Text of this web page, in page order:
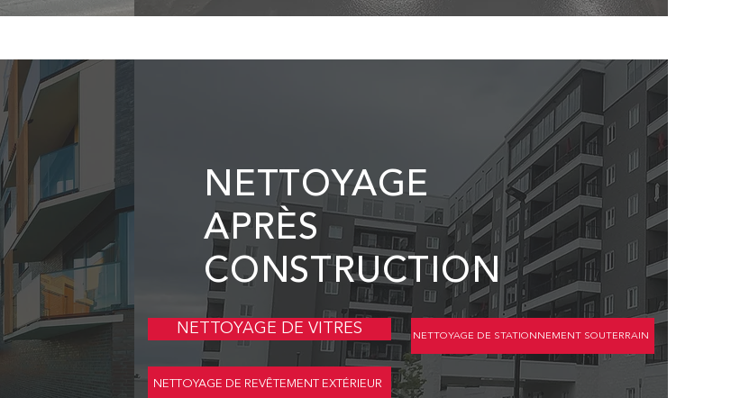
NETTOYAGE
APRÈS
CONSTRUCTION
NETTOYAGE DE VITRES NETTOYAGE DE STATIONNEMENT SOUTERRAIN
NETTOYAGE DE REVÊTEMENT EXTÉRIEUR